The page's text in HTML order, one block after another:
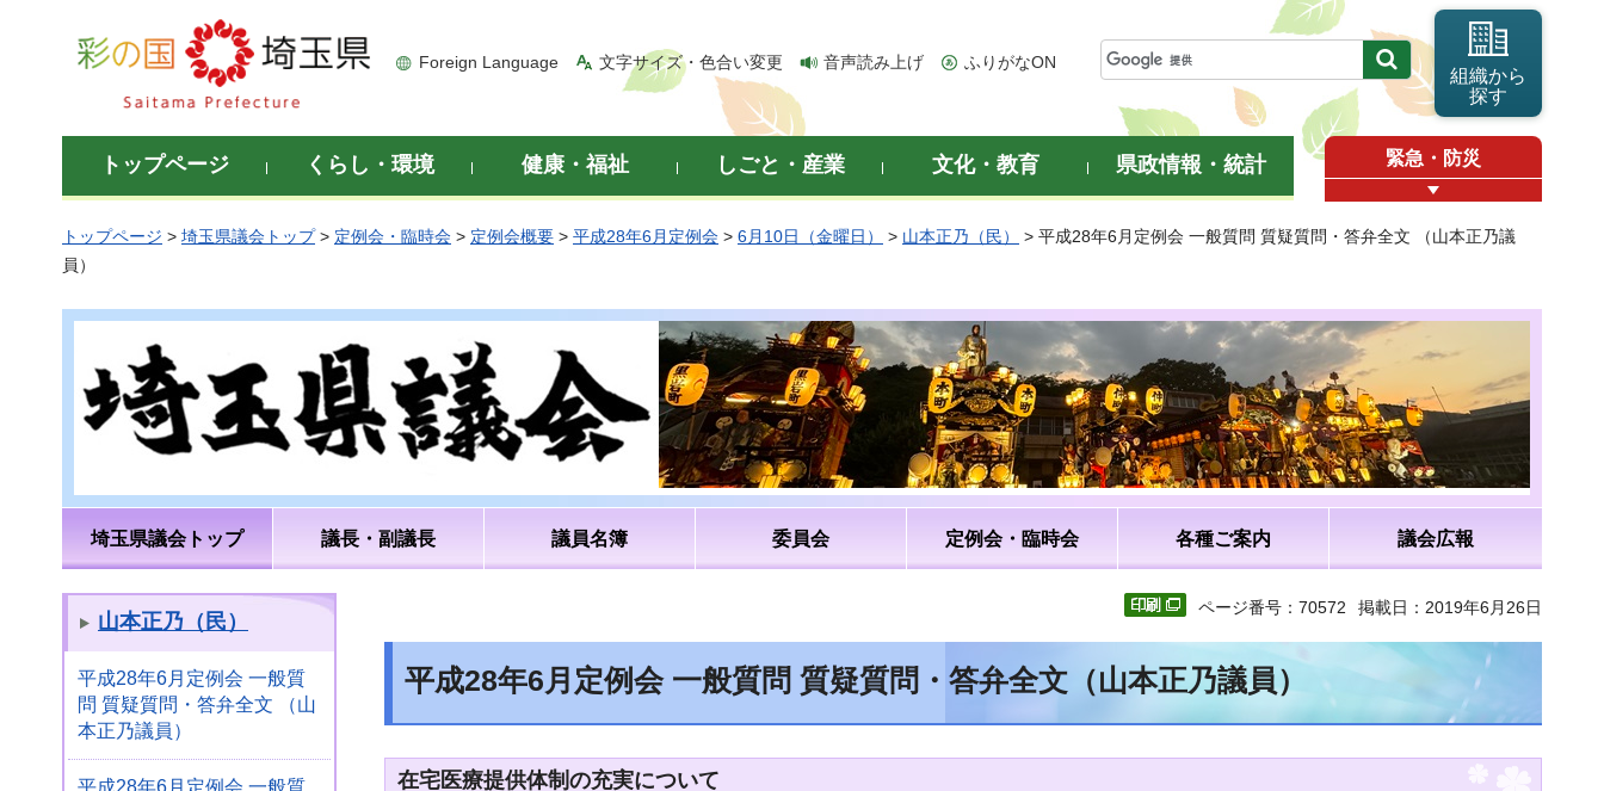
彩の国 埼玉県
Foreign Language 文字サイズ・色合い変更 音声読み上げ ふりがなON
組織から
探す
トップページ くらし・環境 健康・福祉 しごと・産業 文化・教育 県政情報・統計 緊急・防災
トップページ > 埼玉県議会トップ> 定例会・臨時会 > 定例会概要 > 平成28年6月定例会 > 6月10日（金曜日） > 山本正乃（民）
> 平成28年6月定例会 一般質問 質疑質問・答弁全文 （山本正乃議
員）
埼玉県議会トップ 議長・副議長 議員名簿 委員会 定例会・臨時会 各種ご案内 議会広報
山本正乃（民）
平成28年6月定例会 一般質
問 質疑質問・答弁全文 （山
本正乃議員）
平成28年6月定例会 一般質
ページ番号：70572 掲載日：2019年6月26日
平成28年6月定例会 一般質問 質疑質問・答弁全文（山本正乃議員）
在宅医療提供体制の充実について